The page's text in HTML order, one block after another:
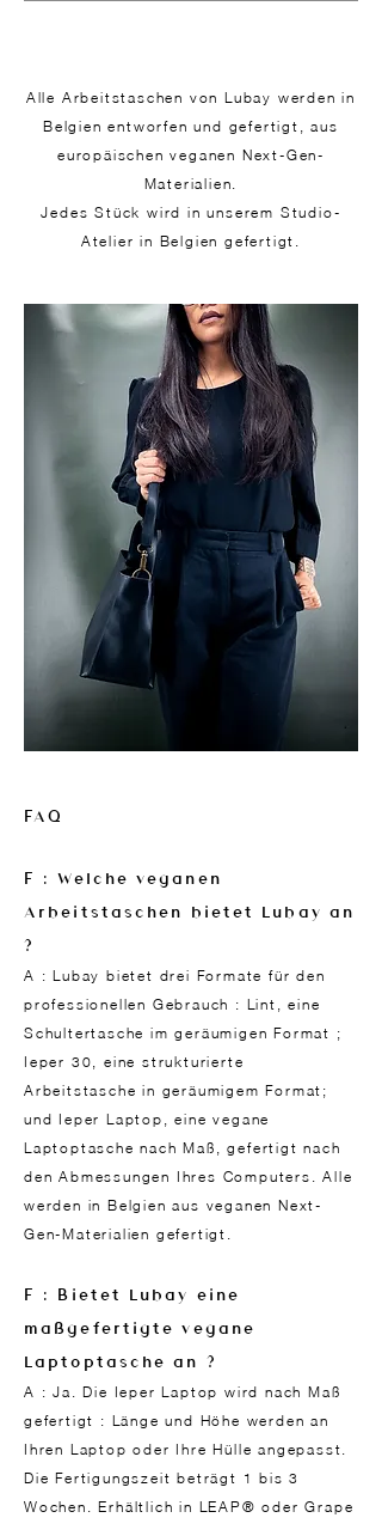
Alle Arbeitstaschen von Lubay werden in
Belgien entworfen und gefertigt, aus
europäischen veganen Next-Gen-
Materialien.
Jedes Stück wird in unserem Studio-
Atelier in Belgien gefertigt.
FAQ
F : Welche veganen
Arbeitstaschen bietet Lubay an
?
A : Lubay bietet drei Formate für den
professionellen Gebrauch : Lint, eine
Schultertasche im geräumigen Format ;
Ieper 30, eine strukturierte
Arbeitstasche in geräumigem Format;
und Ieper Laptop, eine vegane
Laptoptasche nach Maß, gefertigt nach
den Abmessungen Ihres Computers. Alle
werden in Belgien aus veganen Next-
Gen-Materialien gefertigt.
F : Bietet Lubay eine
maßgefertigte vegane
Laptoptasche an ?
A : Ja. Die Ieper Laptop wird nach Maß
gefertigt : Länge und Höhe werden an
Ihren Laptop oder Ihre Hülle angepasst.
Die Fertigungszeit beträgt 1 bis 3
Wochen. Erhältlich in LEAP® oder Grape